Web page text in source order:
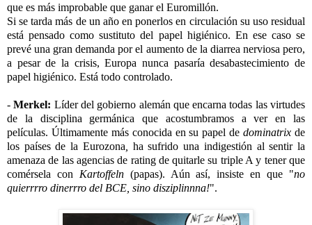
que es más improbable que ganar el Euromillón.
Si se tarda más de un año en ponerlos en circulación su uso residual
está pensado como sustituto del papel higiénico. En ese caso se
prevé una gran demanda por el aumento de la diarrea nerviosa pero,
a pesar de la crisis, Europa nunca pasaría desabastecimiento de
papel higiénico. Está todo controlado.
-Merkel: Líder del gobierno alemán que encarna todas las virtudes
de la disciplina germánica que acostumbramos a ver en las
películas. Últimamente más conocida en su papel dedominatrix de
los países de la Eurozona
ha sufrido una indigestión al sentir la
amenaza de las agencias de rating de quitarle su triple A y tener que
comérsela con Kartoffeln(papas). Aún así, insiste en que "no
quierrrro dinerrro del BCE, sino disziplinnna!".